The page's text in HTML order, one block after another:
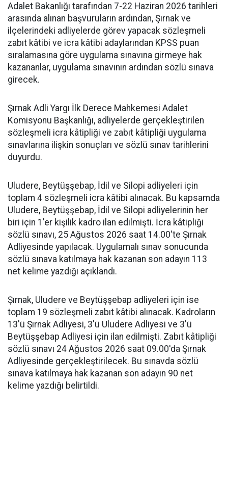
Adalet Bakanlığı tarafından 7-22 Haziran 2026 tarihleri
arasında alınan başvuruların ardından, Şırnak ve
ilçelerindeki adliyelerde görev yapacak sözleşmeli
zabıt kâtibi ve icra kâtibi adaylarından KPSS puan
sıralamasına göre uygulama sınavına girmeye hak
kazananlar, uygulama sınavının ardından sözlü sınava
girecek.
Şırnak Adli Yargı İlk Derece Mahkemesi Adalet
Komisyonu Başkanlığı, adliyelerde gerçekleştirilen
sözleşmeli icra kâtipliği ve zabıt kâtipliği uygulama
sınavlarına ilişkin sonuçları ve sözlü sınav tarihlerini
duyurdu.
Uludere, Beytüşşebap, İdil ve Silopi adliyeleri için
toplam 4 sözleşmeli icra kâtibi alınacak. Bu kapsamda
Uludere, Beytüşşebap, İdil ve Silopi adliyelerinin her
biri için 1'er kişilik kadro ilan edilmişti. İcra kâtipliği
sözlü sınavı, 25 Ağustos 2026 saat 14.00'te Şırnak
Adliyesinde yapılacak. Uygulamalı sınav sonucunda
sözlü sınava katılmaya hak kazanan son adayın 113
net kelime yazdığı açıklandı.
Şırnak, Uludere ve Beytüşşebap adliyeleri için ise
toplam 19 sözleşmeli zabıt kâtibi alınacak. Kadroların
13'ü Şırnak Adliyesi, 3'ü Uludere Adliyesi ve 3'ü
Beytüşşebap Adliyesi için ilan edilmişti. Zabıt kâtipliği
sözlü sınavı 24 Ağustos 2026 saat 09.00'da Şırnak
Adliyesinde gerçekleştirilecek. Bu sınavda sözlü
sınava katılmaya hak kazanan son adayın 90 net
kelime yazdığı belirtildi.